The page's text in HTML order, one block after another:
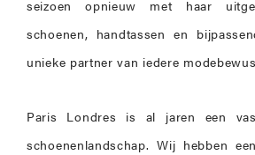
seizoen opnieuw met haar
schoenen, handtassen en
unieke partner van iedere
Paris Londres is al jaren een
schoenenlandschap. Wij hebben